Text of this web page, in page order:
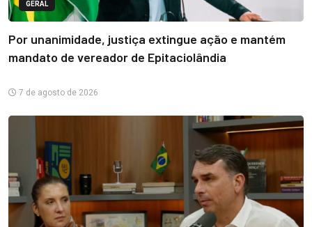
GERAL
Por unanimidade, justiça extingue ação e mantém
mandato de vereador de Epitaciolândia
7 de agosto de 2026